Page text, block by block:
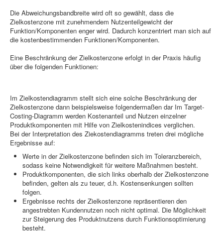
Die Abweichungsbandbreite wird oft so gewählt, dass die
Zielkostenzone mit zunehmendem Nutzenteilgewicht der
Funktion/Komponenten enger wird. Dadurch konzentriert man sich auf
die kostenbestimmenden Funktionen/Komponenten.
Eine Beschränkung der Zielkostenzone erfolgt in der Praxis häufig
über die folgenden Funktionen:
Im Zielkostendiagramm stellt sich eine solche Beschränkung der
Zielkostenzone dann beispielsweise folgendermaßen dar Im Target-
Costing-Diagramm werden Kostenanteil und Nutzen einzelner
Produktkomponenten mit Hilfe von Zielkostenindices verglichen.
Bei der Interpretation des Ziekostendiagramms treten drei mögliche
Ergebnisse auf:
Werte in der Zielkostenzone befinden sich im Toleranzbereich,
sodass keine Notwendigkeit für weitere Maßnahmen besteht.
Produktkomponenten, die sich links oberhalb der Zielkostenzone
befinden, gelten als zu teuer, d.h. Kostensenkungen sollten
folgen.
Ergebnisse rechts der Zielkostenzone repräsentieren den
angestrebten Kundennutzen noch nicht optimal. Die Möglichkeit
zur Steigerung des Produktnutzens durch Funktionsoptimierung
besteht.